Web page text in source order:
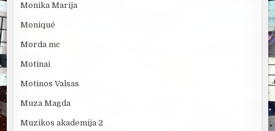
Monika Marija
Moniqué
Morda mc
Motinai
Motinos Valsas
Muza Magda
Muzikos akademija 2